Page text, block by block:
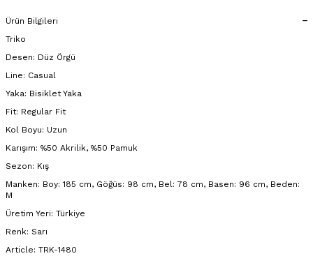
Ürün Bilgileri
Triko
Desen: Düz Örgü
Line: Casual
Yaka: Bisiklet Yaka
Fit: Regular Fit
Kol Boyu: Uzun
Karışım: %50 Akrilik, %50 Pamuk
Sezon: Kış
Manken: Boy: 185 cm, Göğüs: 98 cm, Bel: 78 cm, Basen: 96 cm, Beden:
M
Üretim Yeri: Türkiye
Renk: Sarı
Article: TRK-1480